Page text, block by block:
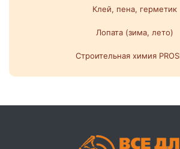
Клей, пена, герметик
Лопата (зима, лето)
Строительная химия